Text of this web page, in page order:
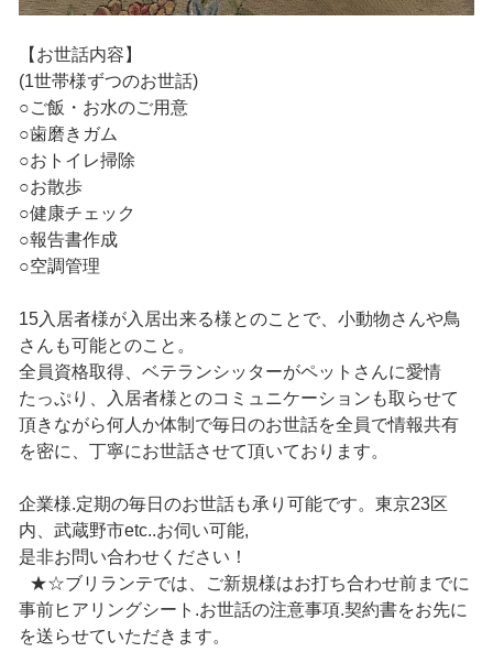
【お世話内容】
(1世帯様ずつのお世話)
○ご飯・お水のご用意
○歯磨きガム
○おトイレ掃除
○お散歩
○健康チェック
○報告書作成
○空調管理
15入居者様が入居出来る様とのことで、小動物さんや鳥
さんも可能とのこと。
全員資格取得、ベテランシッターがペットさんに愛情
たっぷり、入居者様とのコミュニケーションも取らせて
頂きながら何人か体制で毎日のお世話を全員で情報共有
を密に、丁寧にお世話させて頂いております。
企業様.定期の毎日のお世話も承り可能です。東京23区
内、武蔵野市etc..お伺い可能,
是非お問い合わせください！
★☆ブリランテでは、ご新規様はお打ち合わせ前までに
事前ヒアリングシート.お世話の注意事項.契約書をお先に
を送らせていただきます。